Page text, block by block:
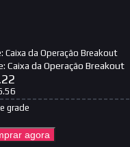
Caixa da Operação Breakout
Caixa da Operação Breakout
grade
agora